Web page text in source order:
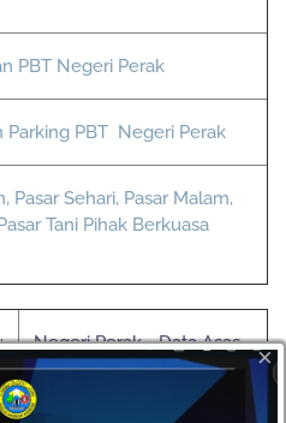
PBT Negeri Perak
Parking PBT Negeri Perak
Pasar Sehari, Pasar Malam,
Tani Pihak Berkuasa
: Negeri Perak - Data Asas
:
Maklumat berkenaan data
×